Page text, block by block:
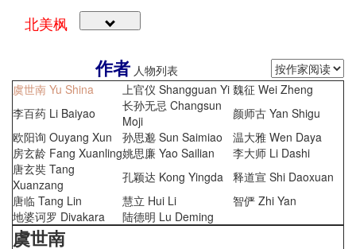
北美枫
作者 人物列表
虞世南 Yu Shina
上官仪 Shangguan Yi 魏征 Wei Zheng
李百药 Li Baiyao
长孙无忌 Changsun
Moji
颜师古 Yan Shigu
欧阳询 Ouyang Xun
孙思邈 Sun Saimiao
温大雅 Wen Daya
房玄龄 Fang Xuanling姚思廉 Yao Sailian
李大师 Li Dashi
唐玄奘 Tang
Xuanzang
孔颖达 Kong Yingda 释道宣 Shi Daoxuan
唐临 Tang Lin
慧立 Hui Li
智俨 Zhi Yan
地婆诃罗 Divakara
陆德明 Lu Deming
虞世南